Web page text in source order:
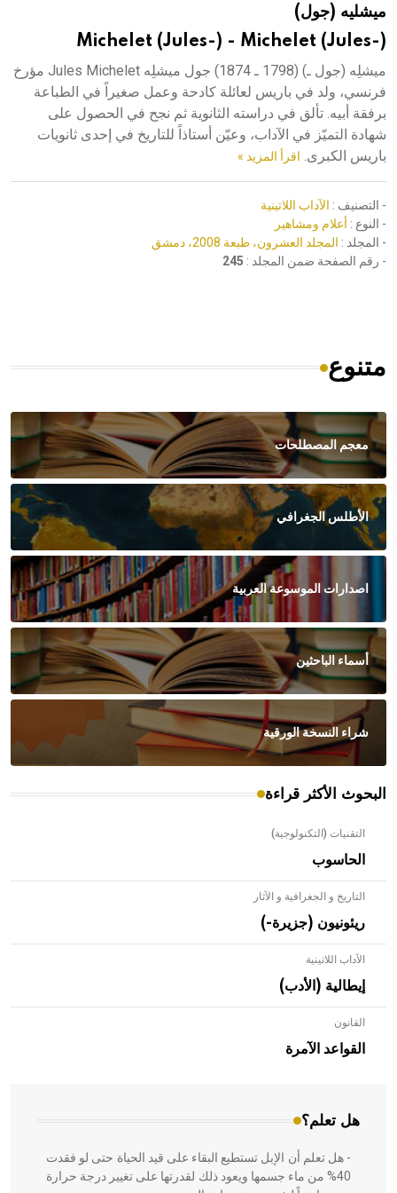
هيئة الموسوعة العربية تطلق موسوعات جديدة في عام 2026ميشليه (جول)
Michelet (Jules-) - Michelet (Jules-)
ميشلِه (جول ـ) (1798 ـ 1874) جول ميشلِه Jules Michelet مؤرخ
فرنسي، ولد في باريس لعائلة كادحة وعمل صغيراً في الطباعة
برفقة أبيه. تألق في دراسته الثانوية ثم نجح في الحصول على
شهادة التميّز في الآداب، وعيّن أستاذاً للتاريخ في إحدى ثانويات
باريس الكبرى. اقرأ المزيد »
- التصنيف : الآداب اللاتينية
- النوع : أعلام ومشاهير
- المجلد : المجلد العشرون، طبعة 2008، دمشق
- رقم الصفحة ضمن المجلد : 245
متنوع
معجم المصطلحات
الأطلس الجغرافي
اصدارات الموسوعة العربية
أسماء الباحثين
شراء النسخة الورقية
البحوث الأكثر قراءة
التقنيات (التكنولوجية)
الحاسوب
التاريخ و الجغرافية و الآثار
ريئونيون (جزيرة-)
الآداب اللاتينية
إيطالية (الأدب)
القانون
القواعد الآمرة
هل تعلم؟
- هل تعلم أن الأبلق نوع من الفنون الهندسية التي ارتبطت
بالعمارة الإسلامية في بلاد الشام ومصر خاصة، حيث يحرص
المعمار على بناء مداميكه وخاصة في الواجهات
- هل تعلم أن الإبل تستطيع البقاء على قيد الحياة حتى لو فقدت
40% من ماء جسمها ويعود ذلك لقدرتها على تغيير درجة حرارة